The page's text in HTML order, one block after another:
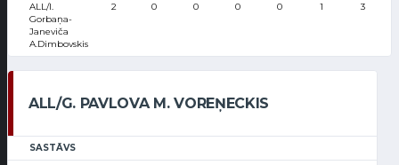
ALL/I.
Gorbaņa-
Janeviča
A.Dimbovskis
2 0 0 0 0 1 3
ALL/G. PAVLOVA M. VOREŅECKIS
SASTĀVS